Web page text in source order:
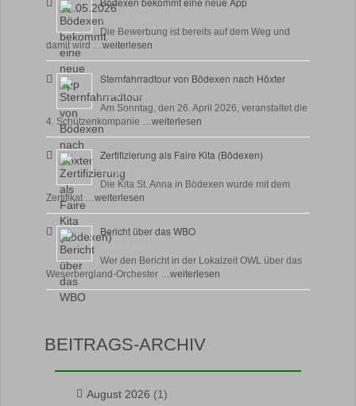
28 April, 2026
Die Bewerbung ist bereits auf dem Weg und
damit wird …weiterlesen
Sternfahrradtour von Bödexen nach Höxter
23 April, 2026
Am Sonntag, den 26. April 2026, veranstaltet die
4. Schützenkompanie …weiterlesen
Zertifizierung als Faire Kita (Bödexen)
17 April, 2026
Die Kita St. Anna in Bödexen wurde mit dem
Zertifikat …weiterlesen
Bericht über das WBO
Wer den Bericht in der Lokalzeit OWL über das
Weserbergland-Orchester …weiterlesen
BEITRAGS-ARCHIV
August 2026 (1)